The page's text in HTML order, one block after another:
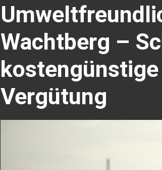
Wachtberg –
Vergütung